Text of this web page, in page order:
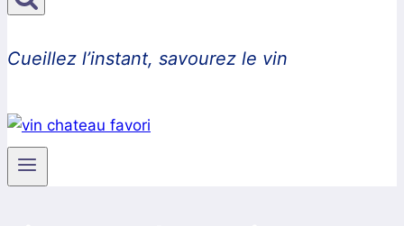
Cueillez l’instant, savourez le vin